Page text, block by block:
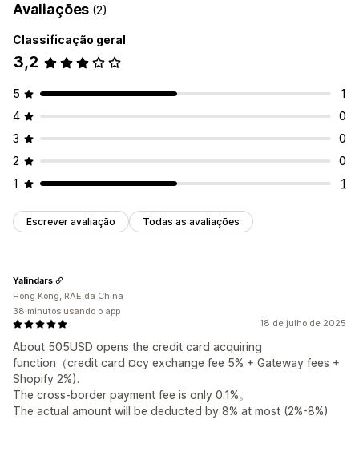
Ferramentas de prevenção
Validação de pedido
Regras personalizadas
Alertas e análises
Alertas de alto risco
Avaliações (2)
Classificação geral
3,2
5
1
4
0
3
0
2
0
1
1
Escrever avaliação Todas as avaliações
18 de julho de 2025
About 505USD opens the credit card acquiring
function（credit card ¤cy exchange fee 5% + Gateway fees +
Shopify 2%).
The cross-border payment fee is only 0.1%。
The actual amount will be deducted by 8% at most (2%-8%)
Yalindars
Hong Kong, RAE da China
38 minutos usando o app